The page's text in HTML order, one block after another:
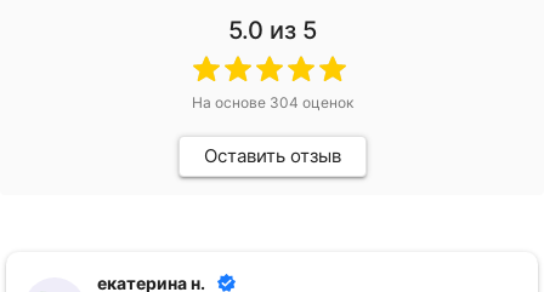
5.0 из 5
На основе 304 оценок
Оставить отзыв
екатерина н.